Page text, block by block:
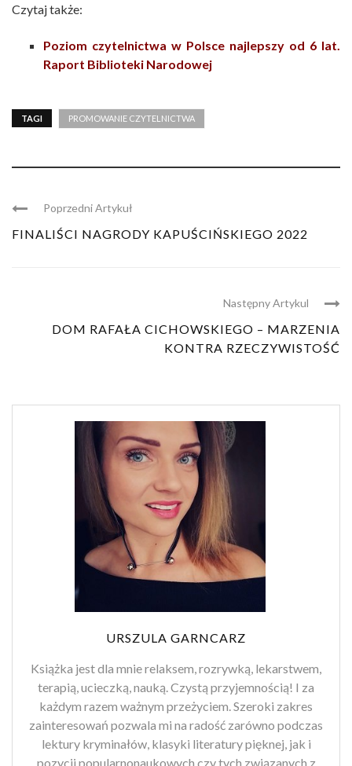
Czytaj także:
Poziom czytelnictwa w Polsce najlepszy od 6 lat.
Raport Biblioteki Narodowej
TAGI PROMOWANIE CZYTELNICTWA
Poprzedni Artykuł
FINALIŚCI NAGRODY KAPUŚCIŃSKIEGO 2022
Następny Artykul
DOM RAFAŁA CICHOWSKIEGO – MARZENIA
KONTRA RZECZYWISTOŚĆ
URSZULA GARNCARZ
Książka jest dla mnie relaksem, rozrywką, lekarstwem,
terapią, ucieczką, nauką. Czystą przyjemnością! I za
każdym razem ważnym przeżyciem. Szeroki zakres
zainteresowań pozwala mi na radość zarówno podczas
lektury kryminałów, klasyki literatury pięknej, jak i
pozycji popularnonaukowych czy tych związanych z